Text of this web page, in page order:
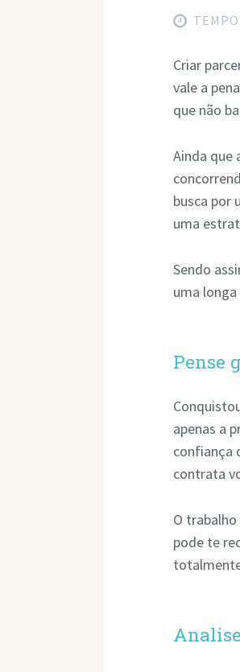
Criar
vale a
que não
Ainda que
busca por
uma
Sendo
uma
Pense
apenas a
confiança
contrata
O
pode te